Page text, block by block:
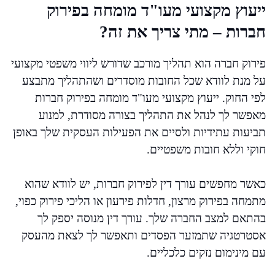
ייעוץ מקצועי מעו"ד מומחה בפירוק
חברות – מתי צריך את זה?
פירוק חברה הוא תהליך מורכב שדורש ליווי משפטי מקצועי
על מנת לוודא שכל החובות מוסדרים ושהתהליך מתבצע
לפי החוק. ייעוץ מקצועי מעו"ד מומחה בפירוק חברות
מאפשר לך לנהל את התהליך בצורה מסודרת, למנוע
תביעות עתידיות ולסיים את הפעילות העסקית שלך באופן
חוקי וללא חובות משפטיים.
כאשר מחפשים עורך דין לפירוק חברות, יש לוודא שהוא
מתמחה בפירוק מרצון, חדלות פירעון או הליכי פירוק כפוי,
בהתאם למצב החברה שלך. עורך דין מנוסה יספק לך
אסטרטגיה שתמזער הפסדים ותאפשר לך לצאת מהעסק
עם מינימום נזקים כלכליים.